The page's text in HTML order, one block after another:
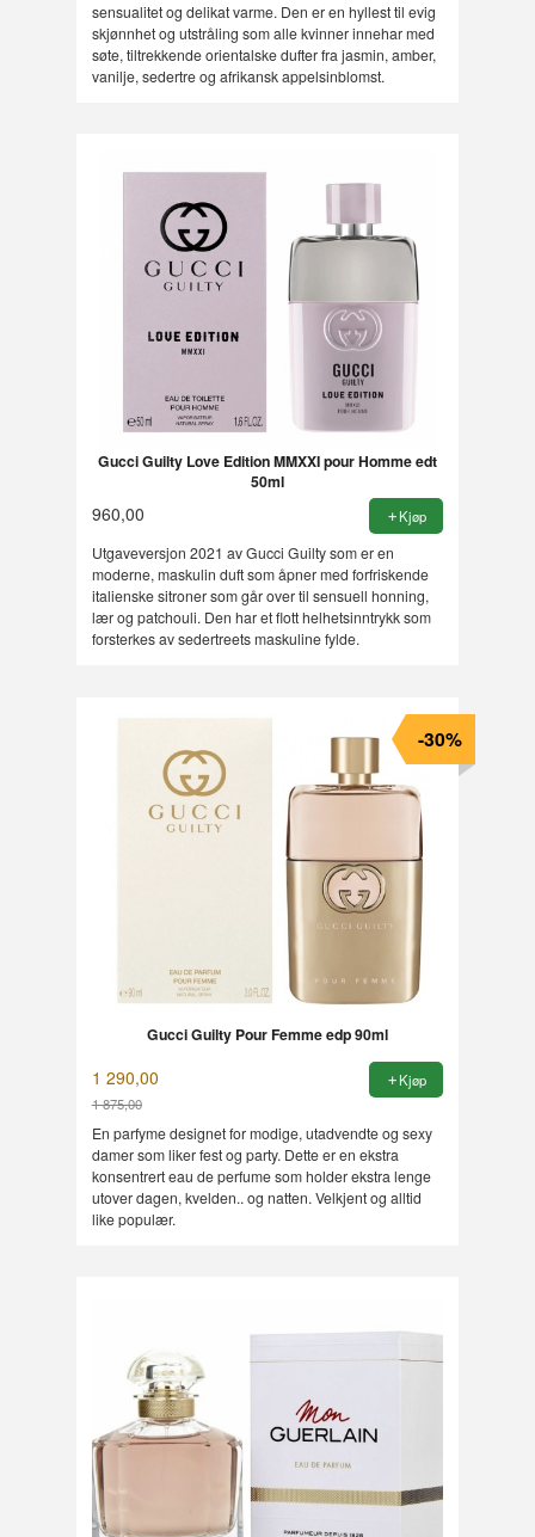
sensualitet og delikat varme. Den er en hyllest til evig
skjønnhet og utstråling som alle kvinner innehar med
søte, tiltrekkende orientalske dufter fra jasmin, amber,
vanilje, sedertre og afrikansk appelsinblomst.
Gucci Guilty Love Edition MMXXI pour Homme edt
50ml
960,00 Kjøp
Utgaveversjon 2021 av Gucci Guilty som er en
moderne, maskulin duft som åpner med forfriskende
italienske sitroner som går over til sensuell honning,
lær og patchouli. Den har et flott helhetsinntrykk som
forsterkes av sedertreets maskuline fylde.
Gucci Guilty Pour Femme edp 90ml
1 290,00
1 875,00
Rabatt
-30%
Kjøp
En parfyme designet for modige, utadvendte og sexy
damer som liker fest og party. Dette er en ekstra
konsentrert eau de perfume som holder ekstra lenge
utover dagen, kvelden.. og natten. Velkjent og alltid
like populær.